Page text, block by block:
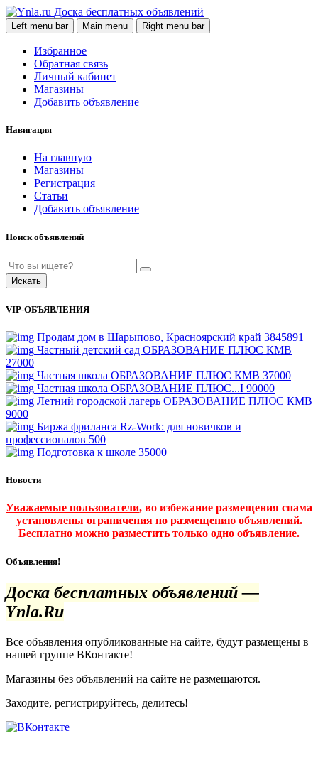
Доска бесплатных объявлений
Left menu bar Main menu Right menu bar
Избранное
Обратная связь
Личный кабинет
Магазины
Добавить объявление
Навигация
На главную
Магазины
Регистрация
Статьи
Добавить объявление
Поиск объявлений
Искать
VIP-ОБЪЯВЛЕНИЯ
Продам дом в Шарыпово, Красноярский край 3845891
Частный детский сад ОБРАЗОВАНИЕ ПЛЮС КМВ
27000
Частная школа ОБРАЗОВАНИЕ ПЛЮС КМВ 37000
Частная школа ОБРАЗОВАНИЕ ПЛЮС...I 90000
Летний городской лагерь ОБРАЗОВАНИЕ ПЛЮС КМВ
9000
Биржа фриланса Rz-Work: для новичков и
профессионалов 500
Подготовка к школе 35000
Новости
Уважаемые пользователи, во избежание размещения спама
установлены ограничения по размещению объявлений.
Бесплатно можно разместить только одно объявление.
Объявления!
Доска бесплатных объявлений —
Ynla.Ru
Все объявления опубликованные на сайте, будут размещены в
нашей группе ВКонтакте!
Магазины без объявлений на сайте не размещаются.
Заходите, регистрируйтесь, делитесь!